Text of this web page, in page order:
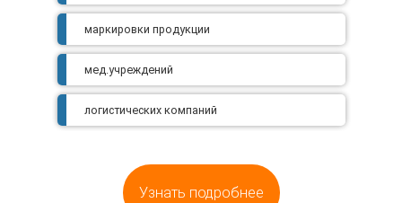
маркировки продукции
мед.учреждений
логистических компаний
Узнать подробнее